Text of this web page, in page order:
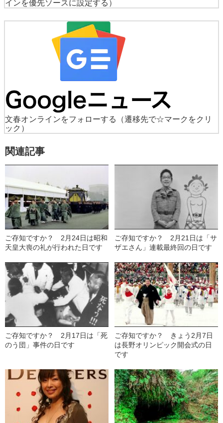
インを優先ソースに設定する）
文春オンラインをフォローする
（遷移先で☆マークをクリ
ック）
関連記事
ご存知ですか？ 2月24日は昭和
天皇大喪の礼が行われた日です
ご存知ですか？ 2月21日は「サ
ザエさん」連載最終回の日です
ご存知ですか？ 2月17日は「死
のう団」事件の日です
ご存知ですか？ きょう2月7日
は長野オリンピック開会式の日
です